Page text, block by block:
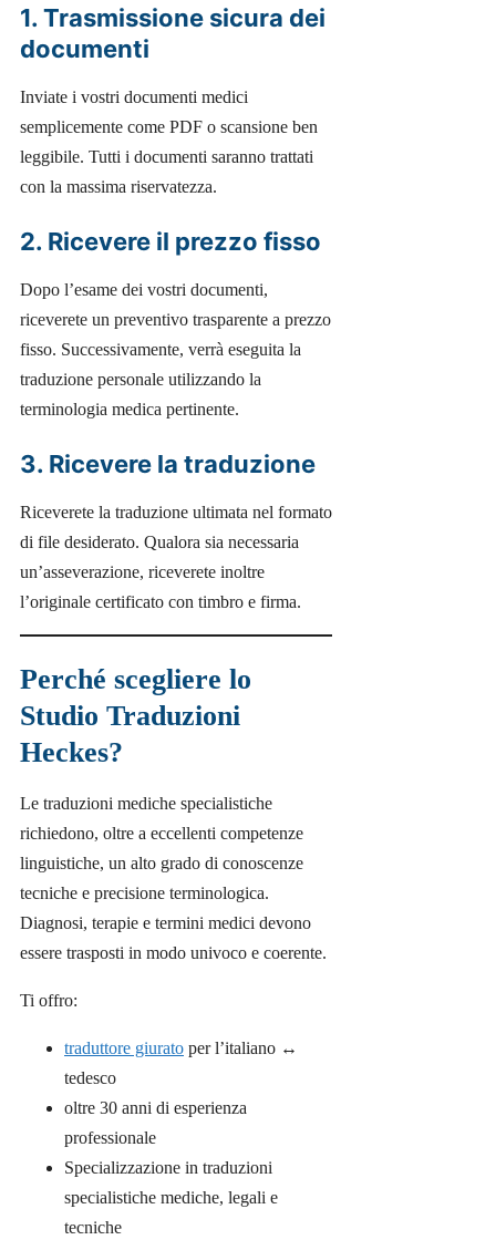
1. Trasmissione sicura dei
documenti
Inviate i vostri documenti medici
semplicemente come PDF o scansione ben
leggibile. Tutti i documenti saranno trattati
con la massima riservatezza.
2. Ricevere il prezzo fisso
Dopo l’esame dei vostri documenti,
riceverete un preventivo trasparente a prezzo
fisso. Successivamente, verrà eseguita la
traduzione personale utilizzando la
terminologia medica pertinente.
3. Ricevere la traduzione
Riceverete la traduzione ultimata nel formato
di file desiderato. Qualora sia necessaria
un’asseverazione, riceverete inoltre
l’originale certificato con timbro e firma.
Perché scegliere lo
Studio Traduzioni
Heckes?
Le traduzioni mediche specialistiche
richiedono, oltre a eccellenti competenze
linguistiche, un alto grado di conoscenze
tecniche e precisione terminologica.
Diagnosi, terapie e termini medici devono
essere trasposti in modo univoco e coerente.
Ti offro:
traduttore giurato per l’italiano ↔
tedesco
oltre 30 anni di esperienza
professionale
Specializzazione in traduzioni
specialistiche mediche, legali e
tecniche